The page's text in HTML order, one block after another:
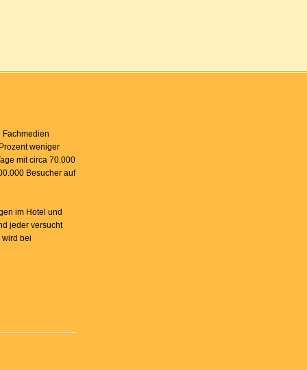
Fachmedien
weniger
mit circa 70.000
Besucher auf
im Hotel und
jeder versucht
bei